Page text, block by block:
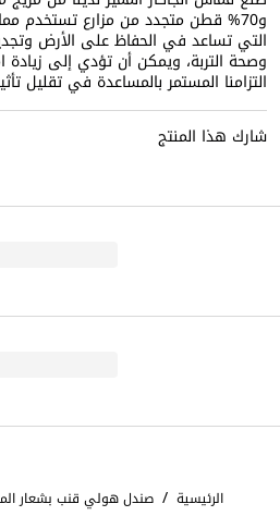
و70% قطن متجدد من مزارع تستخدم
التي تساعد في الحفاظ على الأرض
وصحة التربة، ويمكن أن تؤدي إلى
التزامنا المستمر بالمساعدة في تقليل
شارك هذا المنتج
الرئيسية / صندل هولي قنب بشعار